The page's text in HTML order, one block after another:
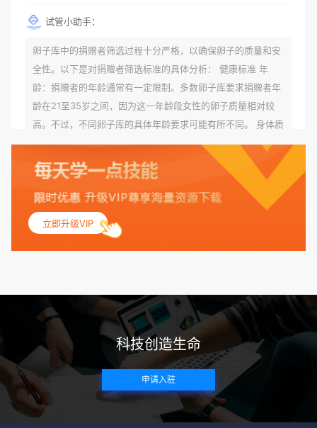
试管小助手：
卵子库中的捐赠者筛选过程十分严格，以确保卵子的质量和安
全性。以下是对捐赠者筛选标准的具体分析： 健康标准 年
龄：捐赠者的年龄通常有一定限制。多数卵子库要求捐赠者年
龄在21至35岁之间，因为这一年龄段女性的卵子质量相对较
高。不过，不同卵子库的具体年龄要求可能有所不同。 身体质
量指数（BMI）：捐赠者的BMI通常需要在正常范围内，以确
保其身体健康状况良好。过高的BMI可能与多种健康问题相关
联，包括不孕症和妊娠并发症。 生殖健康：捐赠者需要有规律
的月经期，无生殖障碍或异常问题。此外，还需要进行详细的
妇科检查，以确保其生殖系统的健康。 遗传病史与家族病史：
捐赠者及其家庭成员需要无严重的遗传病史、精神病史和传染
病史。这通常需要通过基因检测、家族史调查和医疗记录审查
带任何可传染给受卵者的病原体。 药物与生活习惯：捐赠者需
要是非尼古丁使用者、非吸烟者、非吸毒者，并且未使用可能
影响卵子质量的药物，如某些精神药物和避孕植入物。 学历与
心理标准 学历要求：部分卵子库对捐赠者的学历有一定要求，
但这并非普遍标准。一些卵子库可能更倾向于选择受过高等教
育的女性作为捐赠者，但这并不是绝对的筛选条件。 心理状态
评估：捐赠者需要进行心理状态评估，以确定其对捐赠过程的
立即升级VIP
科技创造生命
申请入驻